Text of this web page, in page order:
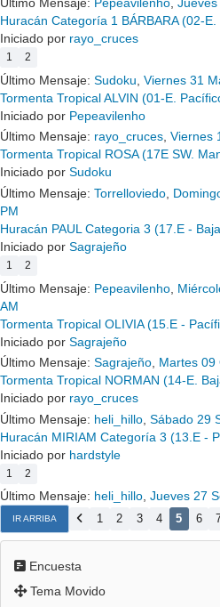
Huracán Categoría 1 BÁRBARA (02-
Iniciado por rayo_cruces
1 2
Último Mensaje: Sudoku Viernes 31
Tormenta Tropical ALVIN (01-E.
Iniciado por Pepeavilenho
Último Mensaje: rayo_cruces, Viernes
Tormenta Tropical ROSA (17E SW.
Iniciado por Sudoku
Último Mensaje: Torrelloviedo
PM
Huracán PAUL Categoria 3 (17.E -
Iniciado por Sagrajeño
1 2
Último Mensaje: Pepeavilenho
AM
Tormenta Tropical OLIVIA (15.E -
Iniciado por Sagrajeño
Último Mensaje: Sagrajeño Martes 09
Tormenta Tropical NORMAN (14-E.
Iniciado por rayo_cruces
Último Mensaje: heli_hillo Sábado 29
Huracán MIRIAM Categoría 3 (13.E -
Iniciado por hardstyle
1 2
Último Mensaje: heli_hillo, Jueves 27
IR ARRIBA 1 2 3 4 5 6
Encuesta
Tema Movido